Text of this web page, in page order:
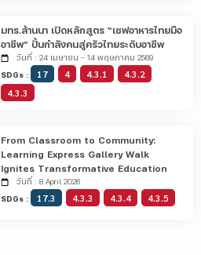
มทร.ล้านนา เปิดหลักสูตร “เชฟอาหารไทยมือ
อาชีพ” ปั้นกำลังคนสู่ครัวไทยระดับอาชีพ
วันที่ : 24 เมษายน - 14 พฤษภาคม 2569
SDGs :
17 4 4.3.1
4.3.2
4.3.3
From Classroom to Community:
Learning Express Gallery Walk
Ignites Transformative Education
วันที่ : 8 April 2026
SDGs :
17.3 4.3.3 4.3.4 4.3.5